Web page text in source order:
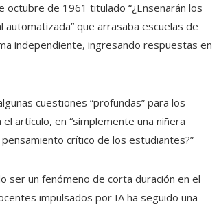
octubre de 1961 titulado “¿Enseñarán los
que arrasaba escuelas de
independiente, ingresando respuestas en
cuestiones “profundas” para los
artículo, en “simplemente una niñera
crítico de los estudiantes?”
ser un fenómeno de corta duración en el
impulsados ​​por IA ha seguido una